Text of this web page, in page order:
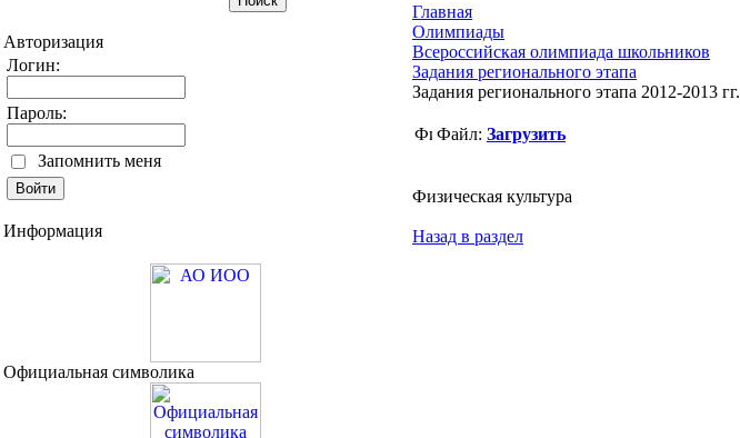
Авторизация
Логин:
Пароль:
Запомнить меня
Информация
Официальная символика
Главная
Олимпиады
Всероссийская олимпиада школьников
Задания регионального этапа
Задания регионального этапа 2012-2013 гг.
Файл: Загрузить
Физическая культура
Назад в раздел